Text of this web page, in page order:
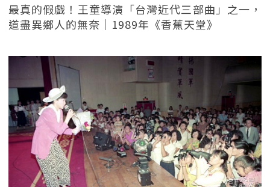
最真的假戲！王童導演「台灣近代三部曲」之一，
道盡異鄉人的無奈｜1989年《香蕉天堂》